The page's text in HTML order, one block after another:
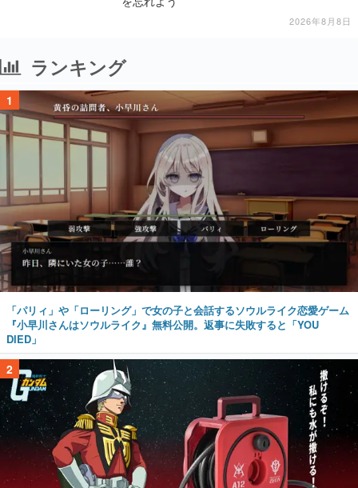
2026年8月8日
ランキング
1
「パリィ」や「ローリング」で女の子と会話するソウルライク恋愛ゲーム
『小早川さんはソウルライク』無料公開。返事に失敗すると「YOU
DIED」
2